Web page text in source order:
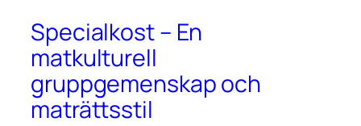
Specialkost – En
matkulturell
gruppgemenskap och
maträttsstil